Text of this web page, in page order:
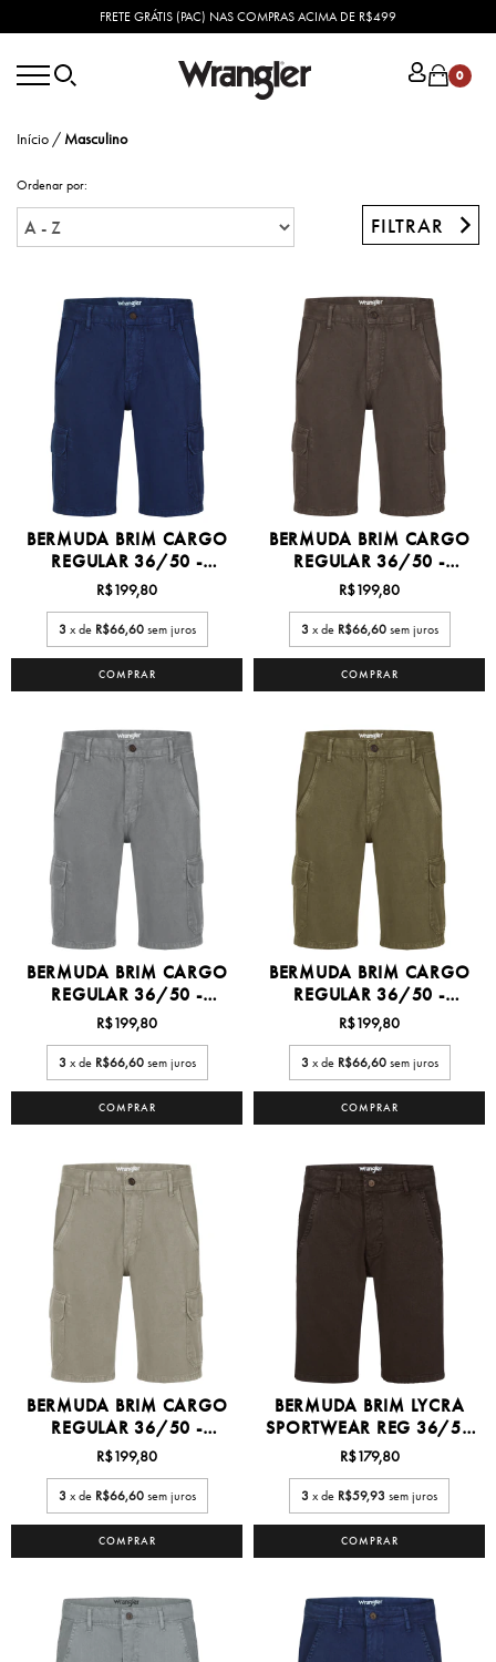
FRETE GRÁTIS (PAC) NAS COMPRAS ACIMA DE R$499
0
Início / Masculino
Ordenar por:
FILTRAR
BERMUDA BRIM CARGO
REGULAR 36/50 -
WM651...
R$199,80
3 x de R$66,60 sem juros
COMPRAR
BERMUDA BRIM CARGO
REGULAR 36/50 -
WM651...
R$199,80
3 x de R$66,60 sem juros
COMPRAR
BERMUDA BRIM CARGO
REGULAR 36/50 -
WM651...
R$199,80
3 x de R$66,60 sem juros
COMPRAR
BERMUDA BRIM CARGO
REGULAR 36/50 -
WM651...
R$199,80
3 x de R$66,60 sem juros
COMPRAR
BERMUDA BRIM CARGO
REGULAR 36/50 -
WM651...
R$199,80
3 x de R$66,60 sem juros
COMPRAR
BERMUDA BRIM LYCRA
SPORTWEAR REG 36/50
-...
R$179,80
3 x de R$59,93 sem juros
COMPRAR